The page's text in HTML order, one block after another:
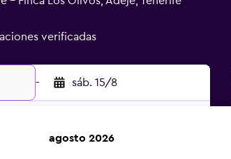
verificadas
- sáb. 15/8
agosto 2026